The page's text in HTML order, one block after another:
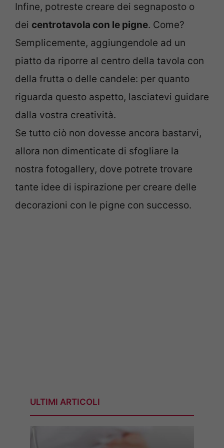
Infine, potreste creare dei segnaposto o
dei centrotavola con le pigne. Come?
Semplicemente, aggiungendole ad un
piatto da riporre al centro della tavola con
della frutta o delle candele: per quanto
riguarda questo aspetto, lasciatevi guidare
dalla vostra creatività.
Se tutto ciò non dovesse ancora bastarvi,
allora non dimenticate di sfogliare la
nostra fotogallery, dove potrete trovare
tante idee di ispirazione per creare delle
decorazioni con le pigne con successo.
ULTIMI ARTICOLI